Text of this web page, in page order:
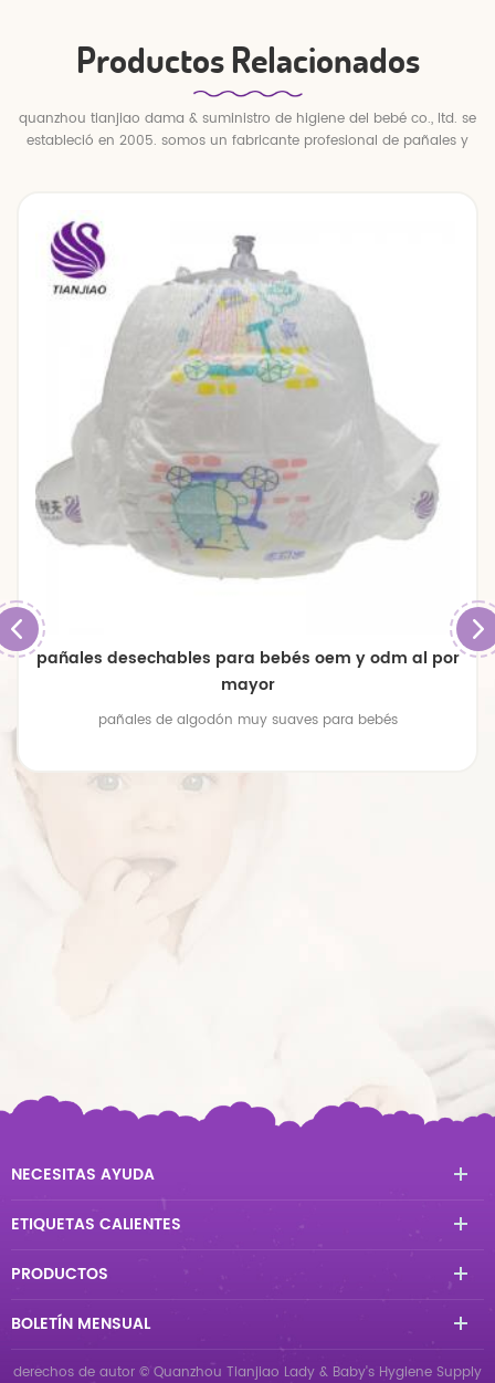
Productos Relacionados
quanzhou tianjiao dama & suministro de higiene del bebé co., ltd. se
estableció en 2005. somos un fabricante profesional de pañales y
pañales desechables para bebés oem y odm al por
mayor
pañales de algodón muy suaves para bebés
NECESITAS AYUDA
ETIQUETAS CALIENTES
PRODUCTOS
BOLETÍN MENSUAL
derechos de autor © Quanzhou Tianjiao Lady & Baby's Hygiene Supply